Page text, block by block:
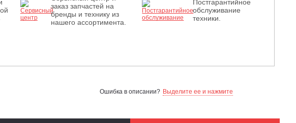
заказ запчастей на
бренды и технику из
нашего ассортимента.
Постгарантийное
обслуживание
техники.
Ошибка в описании? Выделите ее и нажмите